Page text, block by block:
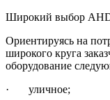
Широкий выбор AHD
Ориентируясь на
широкого круга
оборудование
· уличное;